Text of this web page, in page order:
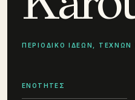
ΠΕΡΙΟΔΙΚΟ ΙΔΕΩΝ, ΤΕΧΝΩΝ
ΕΝΟΤΗΤΕΣ